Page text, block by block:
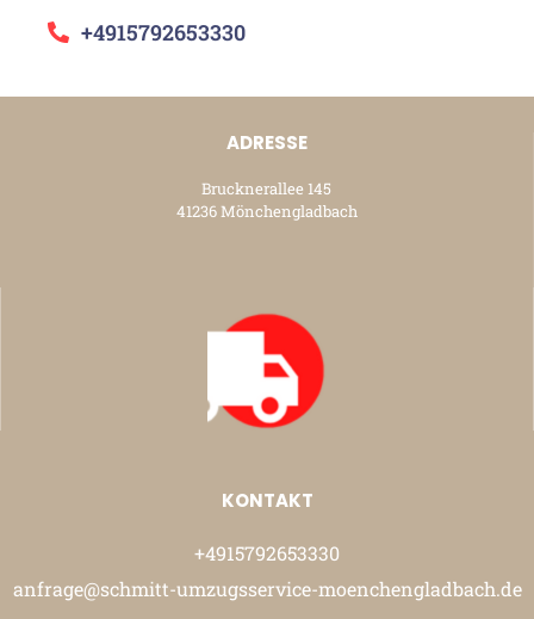
+4915792653330
ADRESSE
Brucknerallee 145
41236 Mönchengladbach
KONTAKT
+4915792653330
anfrage@schmitt-umzugsservice-moenchengladbach.de